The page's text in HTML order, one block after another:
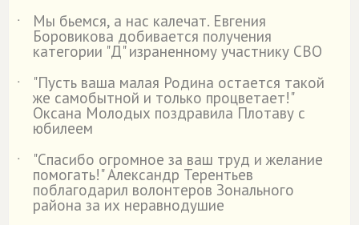
˙
Мы бьемся, а нас калечат. Евгения
Боровикова добивается получения
категории "Д" израненному участнику СВО
˙
"Пусть ваша малая Родина остается такой
же самобытной и только процветает!"
Оксана Молодых поздравила Плотаву с
юбилеем
˙
"Спасибо огромное за ваш труд и желание
помогать!" Александр Терентьев
поблагодарил волонтеров Зонального
района за их неравнодушие